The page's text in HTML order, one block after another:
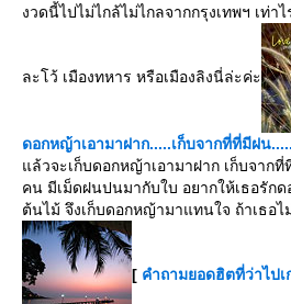
งวดนี้ไปไม่ไกล้ไม่ไกลจากกรุงเทพฯ เท่า
ละโว้ เมืองทหาร หรือเมืองลิงนี่ล่ะค่ะ
ดอกหญ้าเอามาฝาก.....เก็บจากที่ที่มีฝน.....
ล้วจะเก็บดอกหญ้าเอามาฝาก เก็บจากที่
คน มีเม็ดฝนปนมากับใบ อยากให้เธอรัก
ต้นไม้ จึงเก็บดอกหญ้ามาแทนใจ ถ้าเธอ
[ คำถามยอดฮิตที่ว่าไปเ